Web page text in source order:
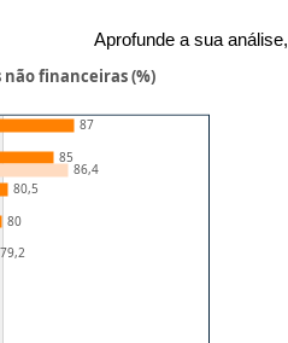
Aprofunde a sua análise,
87
85
80,5
80
79,2
86,4
financeiras (%)